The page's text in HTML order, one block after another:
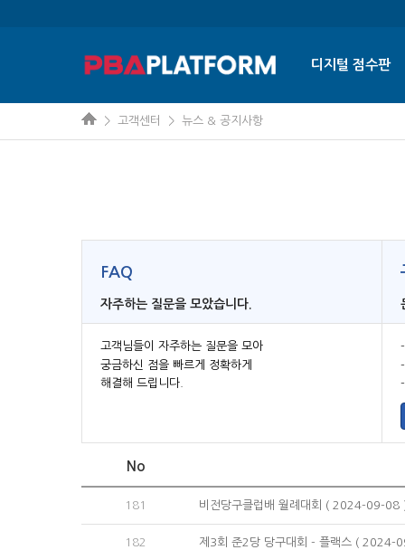
디지털 점수판
> 고객센터 > 뉴스 & 공지사항
FAQ
자주하는 질문을 모았습니다.
고객님들이 자주하는 질문을 모아
궁금하신 점을 빠르게 정확하게
해결해 드립니다.
No
181 비전당구클럽배 월례대회 ( 2024-09-08
182 제3회 준2당 당구대회 - 플랙스 ( 2024-